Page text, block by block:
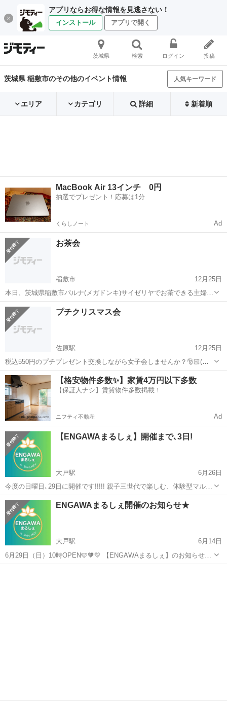
アプリならお得な情報を見逃さない！
インストール アプリで開く
茨城県 検索 ログイン 投稿
茨城県 稲敷市のその他のイベント情報 人気キーワード
エリア カテゴリ 詳細 新着順
MacBook Air 13インチ 0円
抽選でプレゼント！応募は1分
くらしノート Ad
お茶会
稲敷市
12月25日
本日、茨城県稲敷市パルナ(メガドンキ)サイゼリヤでお茶できる主婦募
集☕茨城 その他 お茶会
プチクリスマス会
佐原駅
12月25日
税込550円のプチプレゼント交換しながら女子会しませんか？🎅🏻(強
制ではありません) 及び、お茶会でも募集してます😊 短時間の参加OK
です🙆‍♀️
茨城 稲敷市 佐原駅 その他
【格安物件多数✨】家賃4万円以下多数
【保証人ナシ】賃貸物件多数掲載！
ニフティ不動産 Ad
【ENGAWAまるしぇ】開催まで､3日!
大戸駅
6月26日
今度の日曜日､29日に開催です!!!!! 親子三世代で楽しむ、体験型マルシ
ェ❤️💛🩷 是非､足をお運びください😊✨✨✨ 米粉パン＆お菓子販売 御
朱印帳作り レジンキーホルダー作り フリーコーヒー レンタサイクル
移動式サウ...
茨城 稲敷市 その他 アイリッシュハープ
ENGAWAまるしぇ開催のお知らせ★
大戸駅
6月14日
6月29日（日）10時OPEN🩷🧡💛 【ENGAWAまるしぇ】のお知らせで
す。 今回､2回目となる 「親子三世代で楽しめる体験型マルシェ」🌈🌈